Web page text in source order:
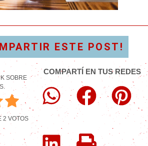
ESTE POST!
SOBRE
2 VOTOS
COMPARTÍ EN TUS REDES